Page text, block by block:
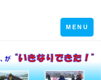
Toggle
navigation
MENU